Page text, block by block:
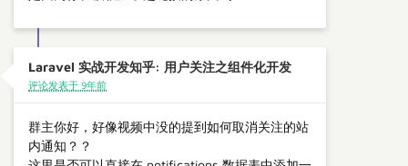
Laravel 实战开发知乎: 用户关注之组件化开发
评论发表于 9年前
群主你好，好像视频中没的提到如何取消关注的站
内通知？？